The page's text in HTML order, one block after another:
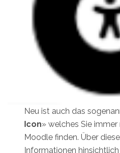
Neu ist auch das
Icon» welches Sie
Moodle finden. Über
Informationen